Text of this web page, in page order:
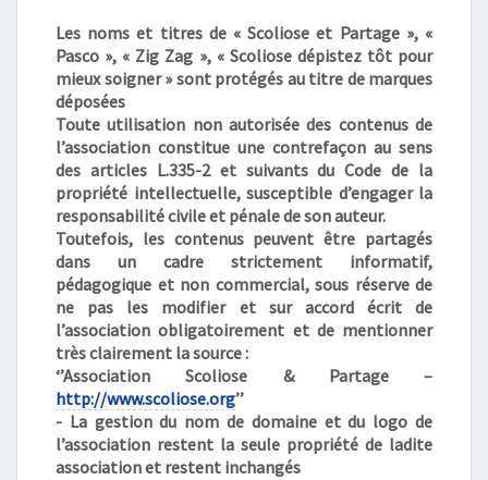
Les noms et titres de « Scoliose et Partage », «
Pasco », « Zig Zag », « Scoliose dépistez tôt pour
mieux soigner » sont protégés au titre de marques
déposées
Toute utilisation non autorisée des contenus de
l’association constitue une contrefaçon au sens
des articles L.335-2 et suivants du Code de la
propriété intellectuelle, susceptible d’engager la
responsabilité civile et pénale de son auteur.
Toutefois, les contenus peuvent être partagés
dans un cadre strictement informatif,
pédagogique et non commercial, sous réserve de
ne pas les modifier et sur accord écrit de
l’association obligatoirement et de mentionner
très clairement la source :
‘’Association Scoliose & Partage –
http://www.scoliose.org’’
- La gestion du nom de domaine et du logo de
l’association restent la seule propriété de ladite
association et restent inchangés